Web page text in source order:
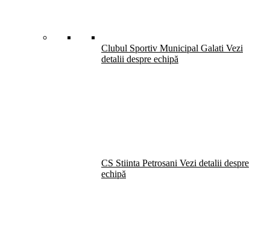
Clubul Sportiv Municipal Galati Vezi
detalii despre echipă
CS Stiinta Petrosani Vezi detalii despre
echipă